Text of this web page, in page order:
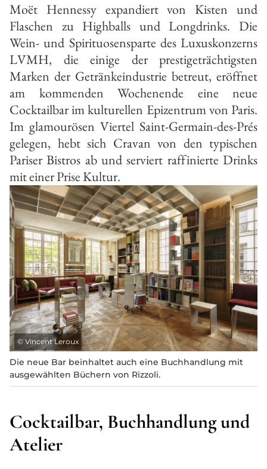
© Vincent Leroux
Die neue Bar beinhaltet auch eine Buchhandlung mit
ausgewählten Büchern von Rizzoli.
Moët Hennessy expandiert von Kisten und
Flaschen zu Highballs und Longdrinks. Die
Wein- und Spirituosensparte des Luxuskonzerns
LVMH, die einige der prestigeträchtigsten
Marken der Getränkeindustrie betreut, eröffnet
am kommenden Wochenende eine neue
Cocktailbar im kulturellen Epizentrum von Paris.
Im glamourösen Viertel Saint-Germain-des-Prés
gelegen, hebt sich Cravan von den typischen
Pariser Bistros ab und serviert raffinierte Drinks
mit einer Prise Kultur.
Cocktailbar, Buchhandlung und
Atelier